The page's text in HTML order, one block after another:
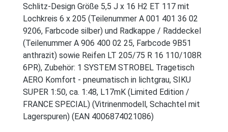
Schlitz-Design Größe 5,5 J x 16 H2 ET 117 mit
Lochkreis 6 x 205 (Teilenummer A 001 401 36 02
9206, Farbcode silber) und Radkappe / Raddeckel
(Teilenummer A 906 400 02 25, Farbcode 9B51
anthrazit) sowie Reifen LT 205/75 R 16 110/108R
6PR), Zubehör: 1 SYSTEM STROBEL Tragetisch
AERO Komfort - pneumatisch in lichtgrau, SIKU
SUPER 1:50, ca. 1:48, L17mK (Limited Edition /
FRANCE SPECIAL) (Vitrinenmodell, Schachtel mit
Lagerspuren) (EAN 4006874021086)